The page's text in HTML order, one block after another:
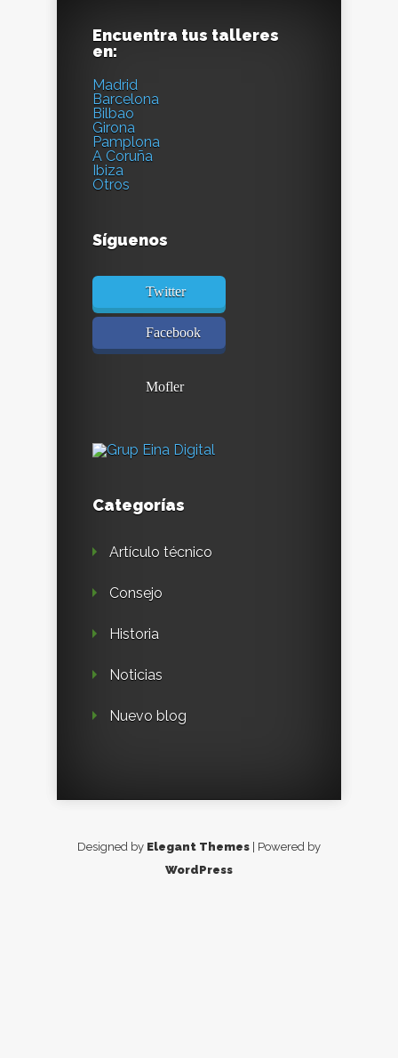
Encuentra tus talleres
en:
Madrid
Barcelona
Bilbao
Girona
Pamplona
A Coruña
Ibiza
Otros
Síguenos
Twitter
Facebook
Mofler
Categorías
Artículo técnico
Consejo
Historia
Noticias
Nuevo blog
Designed by Elegant Themes | Powered by
WordPress